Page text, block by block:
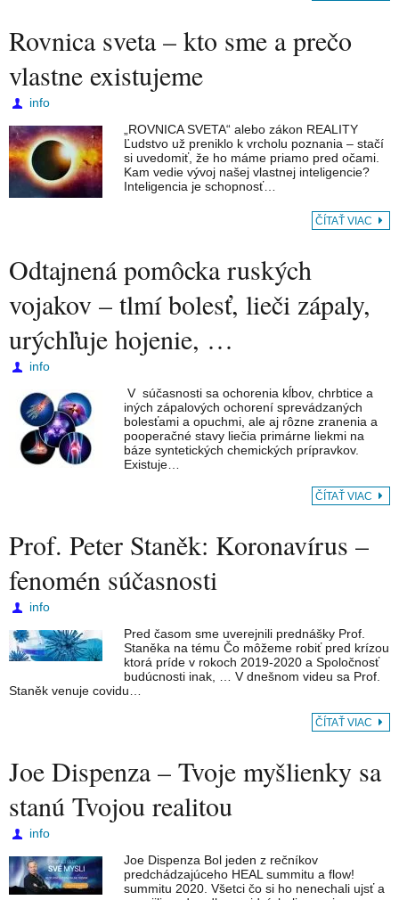
Rovnica sveta – kto sme a prečo
vlastne existujeme
info
„ROVNICA SVETA“ alebo zákon REALITY
Ľudstvo už preniklo k vrcholu poznania – stačí
si uvedomiť, že ho máme priamo pred očami.
Kam vedie vývoj našej vlastnej inteligencie?
Inteligencia je schopnosť…
ČÍTAŤ VIAC
Odtajnená pomôcka ruských
vojakov – tlmí bolesť, lieči zápaly,
urýchľuje hojenie, …
info
V súčasnosti sa ochorenia kĺbov, chrbtice a
iných zápalových ochorení sprevádzaných
bolesťami a opuchmi, ale aj rôzne zranenia a
pooperačné stavy liečia primárne liekmi na
báze syntetických chemických prípravkov.
Existuje…
ČÍTAŤ VIAC
Prof. Peter Staněk: Koronavírus –
fenomén súčasnosti
info
Pred časom sme uverejnili prednášky Prof.
Staněka na tému Čo môžeme robiť pred krízou
ktorá príde v rokoch 2019-2020 a Spoločnosť
budúcnosti inak, … V dnešnom videu sa Prof.
Staněk venuje covidu…
ČÍTAŤ VIAC
Joe Dispenza – Tvoje myšlienky sa
stanú Tvojou realitou
info
Joe Dispenza Bol jeden z rečníkov
predchádzajúceho HEAL summitu a flow!
summitu 2020. Všetci čo si ho nenechali ujsť a